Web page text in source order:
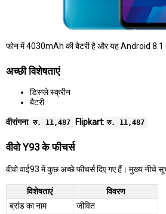
फोन में 4030mAh की बैटरी है और यह Android 8.1
अच्छी विशेषताएं
डिस्प्ले स्क्रीन
बैटरी
वीरांगना: रु. 11,487 Flipkart: रु. 11,487
वीवो Y93 के फीचर्स
वीवो वाई93 में कुछ अच्छे फीचर्स दिए गए हैं। मुख्य नीचे
विशेषताएं
विवरण
ब्रांड का नाम
जीवित